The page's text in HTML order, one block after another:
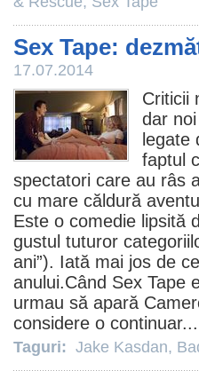
Sex Tape:
17.07.2014
Criticii
dar
legate
faptul
spectatori care au râs
cu mare căldură
Este o comedie lipsită
gustul tuturor
ani”). Iată mai jos de
anului.Când Sex Tape
urmau să apară
considere o continuar...
Taguri: Jake Kasdan,